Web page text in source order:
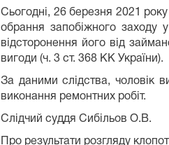
Сьогодні, 26 березня 2021
обрання запобіжного заходу
відсторонення його від
вигоди (ч. 3 ст. 368 КК України).
За даними слідства, чоловік
виконання ремонтних робіт.
Слідчий суддя Сибільов О.В.
Про результати розгляду